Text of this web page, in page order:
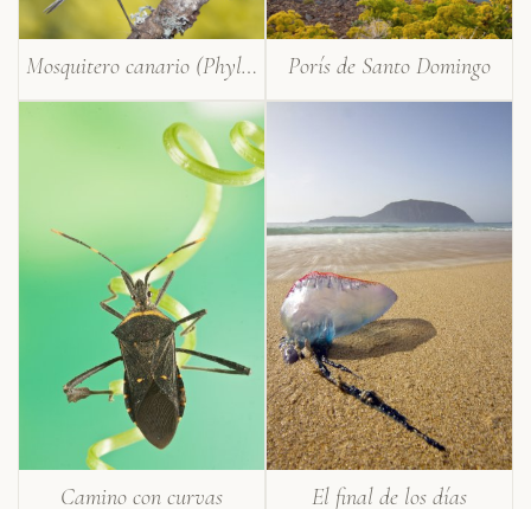
Mosquitero canario (Phylloscopus canariensis) Porís de Santo Domingo
Camino con curvas El final de los días